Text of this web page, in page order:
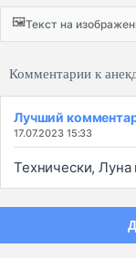
🖼️Текст на
Комментарии к
Лучший
17.07.2023 15:33
Технически, Луна